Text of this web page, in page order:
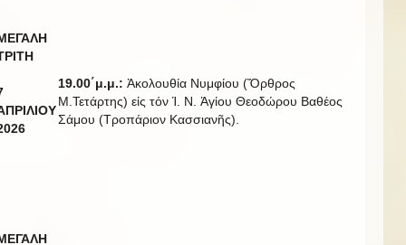
ΕΓΑΛΗ
26
19.00΄μ.μ.: Ἀκολουθία Νυμφίου (Ὄρθρος
Μ.Τετάρτης) εἰς τόν Ἱ. Ν. Ἁγίου Θεοδώρου Βαθέος
Σάμου (Τροπάριον Κασσιανῆς).